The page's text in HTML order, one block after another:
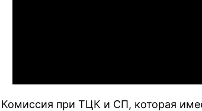
Комиссия при ТЦК и СП, которая